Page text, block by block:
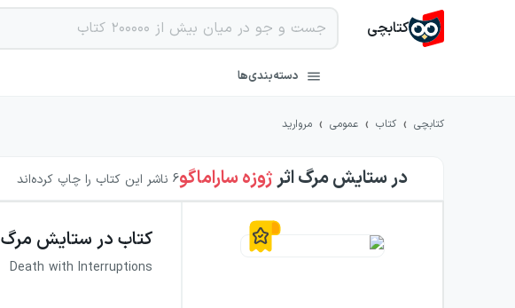
کتابچی
دسته‌بندی‌ها
کتابچی › کتاب › عمومی › مروارید
در ستایش مرگاثرژوزه ساراماگو6 ناشر این کتاب را چاپ کرده‌اند
کتاب در ستایش مرگ
Death with Interruptions